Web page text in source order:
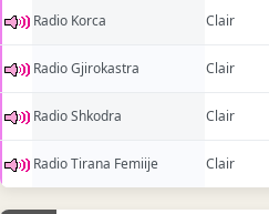
Radio Korca Clair
Radio Gjirokastra Clair
Radio Shkodra Clair
Radio Tirana Femiije Clair